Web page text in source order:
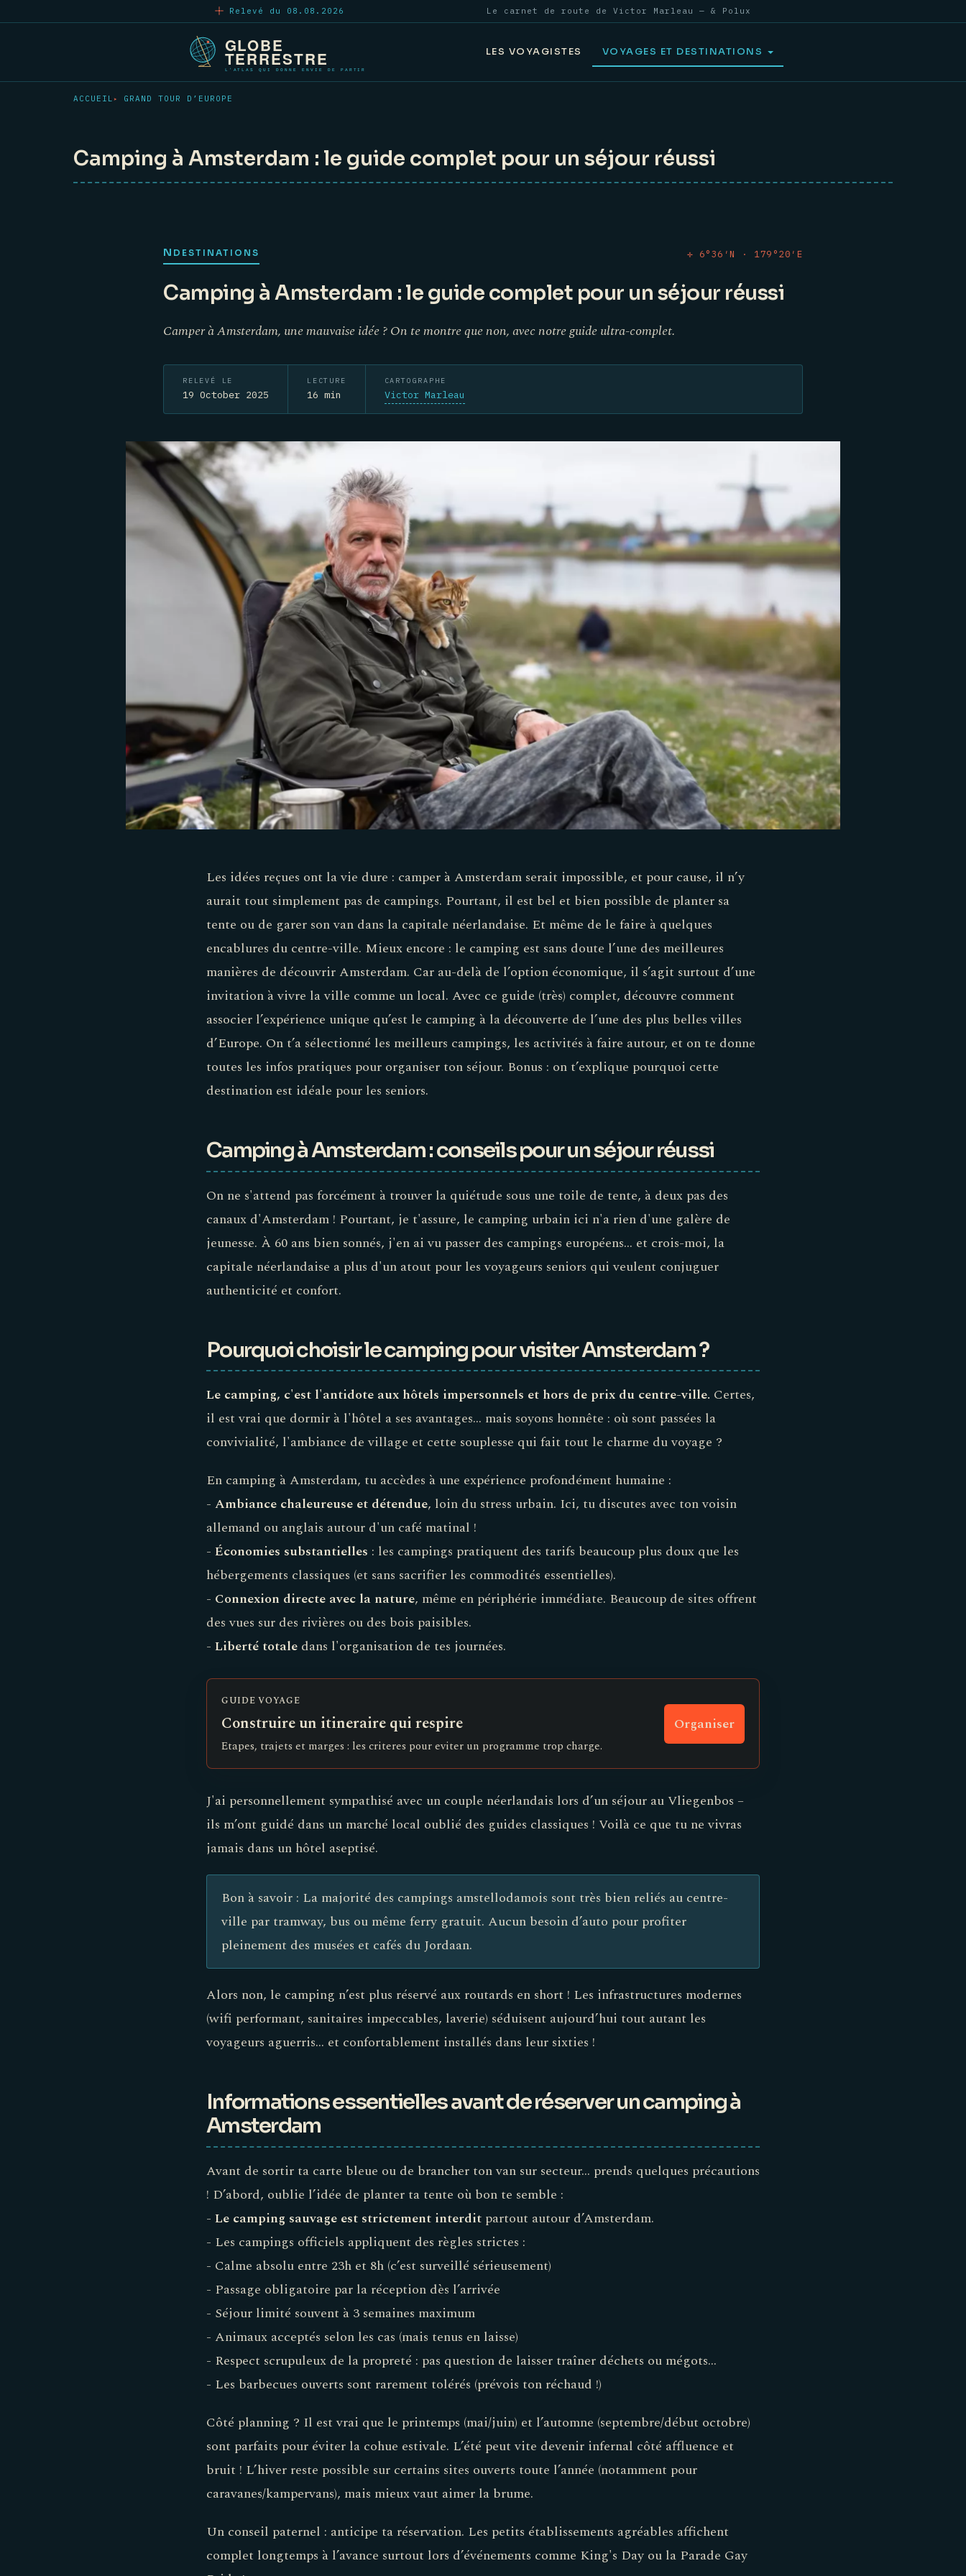
Relevé du 08.08.2026 Le carnet de route de Victor Marleau — & Polux
LES VOYAGISTES VOYAGES ET DESTINATIONS
ACCUEIL GRAND TOUR D’EUROPE
Camping à Amsterdam : le guide complet pour un séjour réussi
N DESTINATIONS ✛ 6°36′N · 179°20′E
Camping à Amsterdam : le guide complet pour un séjour réussi
Camper à Amsterdam, une mauvaise idée ? On te montre que non, avec notre guide ultra-complet.
RELEVÉ LE
19 October 2025
LECTURE
16 min
CARTOGRAPHE
Victor Marleau
Les idées reçues ont la vie dure : camper à Amsterdam serait impossible, et pour cause, il n’y
aurait tout simplement pas de campings. Pourtant, il est bel et bien possible de planter sa
tente ou de garer son van dans la capitale néerlandaise. Et même de le faire à quelques
encablures du centre-ville. Mieux encore : le camping est sans doute l’une des meilleures
manières de découvrir Amsterdam. Car au-delà de l’option économique, il s’agit surtout d’une
invitation à vivre la ville comme un local. Avec ce guide (très) complet, découvre comment
associer l’expérience unique qu’est le camping à la découverte de l’une des plus belles villes
d’Europe. On t’a sélectionné les meilleurs campings, les activités à faire autour, et on te donne
toutes les infos pratiques pour organiser ton séjour. Bonus : on t’explique pourquoi cette
destination est idéale pour les seniors.
Camping à Amsterdam : conseils pour un séjour réussi
On ne s'attend pas forcément à trouver la quiétude sous une toile de tente, à deux pas des
canaux d'Amsterdam ! Pourtant, je t'assure, le camping urbain ici n'a rien d'une galère de
jeunesse. À 60 ans bien sonnés, j'en ai vu passer des campings européens... et crois-moi, la
capitale néerlandaise a plus d'un atout pour les voyageurs seniors qui veulent conjuguer
authenticité et confort.
Pourquoi choisir le camping pour visiter Amsterdam ?
Le camping, c'est l'antidote aux hôtels impersonnels et hors de prix du centre-ville. Certes,
il est vrai que dormir à l'hôtel a ses avantages... mais soyons honnête : où sont passées la
convivialité, l'ambiance de village et cette souplesse qui fait tout le charme du voyage ?
En camping à Amsterdam, tu accèdes à une expérience profondément humaine :
- Ambiance chaleureuse et détendue, loin du stress urbain. Ici, tu discutes avec ton voisin
allemand ou anglais autour d'un café matinal !
- Économies substantielles : les campings pratiquent des tarifs beaucoup plus doux que les
hébergements classiques (et sans sacrifier les commodités essentielles).
- Connexion directe avec la nature, même en périphérie immédiate. Beaucoup de sites offrent
des vues sur des rivières ou des bois paisibles.
- Liberté totale dans l'organisation de tes journées.
GUIDE VOYAGE
Construire un itineraire qui respire
Etapes, trajets et marges : les criteres pour eviter un programme trop charge.
Organiser
J'ai personnellement sympathisé avec un couple néerlandais lors d’un séjour au Vliegenbos –
ils m’ont guidé dans un marché local oublié des guides classiques ! Voilà ce que tu ne vivras
jamais dans un hôtel aseptisé.
Bon à savoir : La majorité des campings amstellodamois sont très bien reliés au centre-
ville par tramway, bus ou même ferry gratuit. Aucun besoin d’auto pour profiter
pleinement des musées et cafés du Jordaan.
Alors non, le camping n’est plus réservé aux routards en short ! Les infrastructures modernes
(wifi performant, sanitaires impeccables, laverie) séduisent aujourd’hui tout autant les
voyageurs aguerris... et confortablement installés dans leur sixties !
Informations essentielles avant de réserver un camping à
Amsterdam
Avant de sortir ta carte bleue ou de brancher ton van sur secteur… prends quelques précautions
! D’abord, oublie l’idée de planter ta tente où bon te semble :
- Le camping sauvage est strictement interdit partout autour d’Amsterdam.
- Les campings officiels appliquent des règles strictes :
- Calme absolu entre 23h et 8h (c’est surveillé sérieusement)
- Passage obligatoire par la réception dès l’arrivée
- Séjour limité souvent à 3 semaines maximum
- Animaux acceptés selon les cas (mais tenus en laisse)
- Respect scrupuleux de la propreté : pas question de laisser traîner déchets ou mégots…
- Les barbecues ouverts sont rarement tolérés (prévois ton réchaud !)
Côté planning ? Il est vrai que le printemps (mai/juin) et l’automne (septembre/début octobre)
sont parfaits pour éviter la cohue estivale. L’été peut vite devenir infernal côté affluence et
bruit ! L’hiver reste possible sur certains sites ouverts toute l’année (notamment pour
caravanes/kampervans), mais mieux vaut aimer la brume.
Un conseil paternel : anticipe ta réservation. Les petits établissements agréables affichent
complet longtemps à l’avance surtout lors d’événements comme King's Day ou la Parade Gay